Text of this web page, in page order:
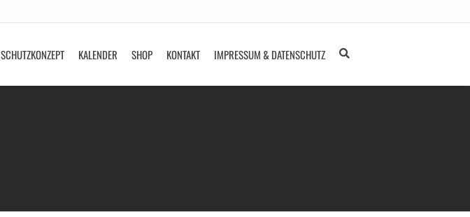
SCHUTZKONZEPT KALENDER SHOP KONTAKT IMPRESSUM & DATENSCHUTZ